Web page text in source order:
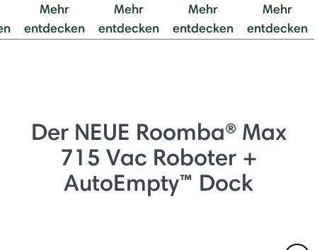
Mehr
entdecken
Mehr
entdecken
Mehr
entdecken
Mehr
entdecken
Der NEUE Roomba® Max
715 Vac Roboter +
AutoEmpty™ Dock